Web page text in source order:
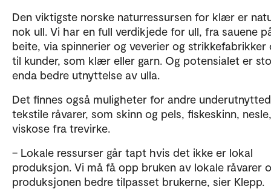
Den viktigste norske naturressursen for klær er
nok ull. Vi har en full verdikjede for ull, fra sauene
beite, via spinnerier og veverier og strikkefabrikker
til kunder, som klær eller garn. Og potensialet er
enda bedre utnyttelse av ulla.
Det finnes også muligheter for andre
tekstile råvarer, som skinn og pels, fiskeskinn,
viskose fra trevirke.
– Lokale ressurser går tapt hvis det ikke er lokal
produksjon. Vi må få opp bruken av lokale råvarer
produksjonen bedre tilpasset brukerne, sier Klepp.